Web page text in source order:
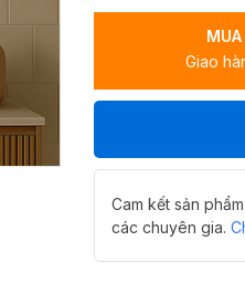
M-
Giao
Cam kết sản phẩm
các chuyên gia.